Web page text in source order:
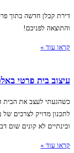
דירת קבלן חדשה בתוך
והתוצאה לפניכם!
קראו עוד »
עיצוב בית פרטי
כשהגעתי לעצב את הבית
לתכנון מדויק לצרכים
ובינתיים לא קונים שום
קראו עוד »